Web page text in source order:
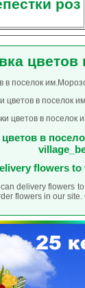
роз
в поселок
цветов в поселок
цветов в поселок
цветов в
flowers to
delivery flowers
flowers in our